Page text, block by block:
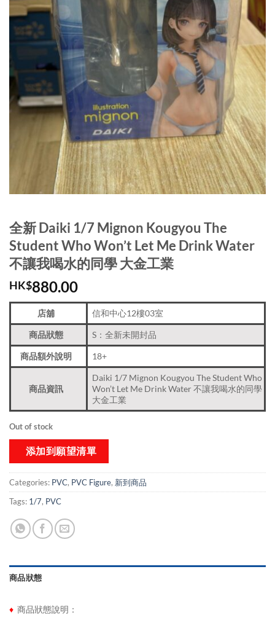
全新 Daiki 1/7 Mignon Kougyou The
Student Who Won’t Let Me Drink Water
不讓我喝水的同學 大金工業
HK$880.00
店舖 信和中心12樓03室
商品狀態 S：全新未開封品
商品額外說明 18+
商品資訊
Daiki 1/7 Mignon Kougyou The Student Who
Won’t Let Me Drink Water 不讓我喝水的同學
大金工業
Out of stock
添加到願望清單
Categories: PVC, PVC Figure, 新到商品​
Tags: 1/7, PVC
商品狀態
♦ 商品狀態說明：